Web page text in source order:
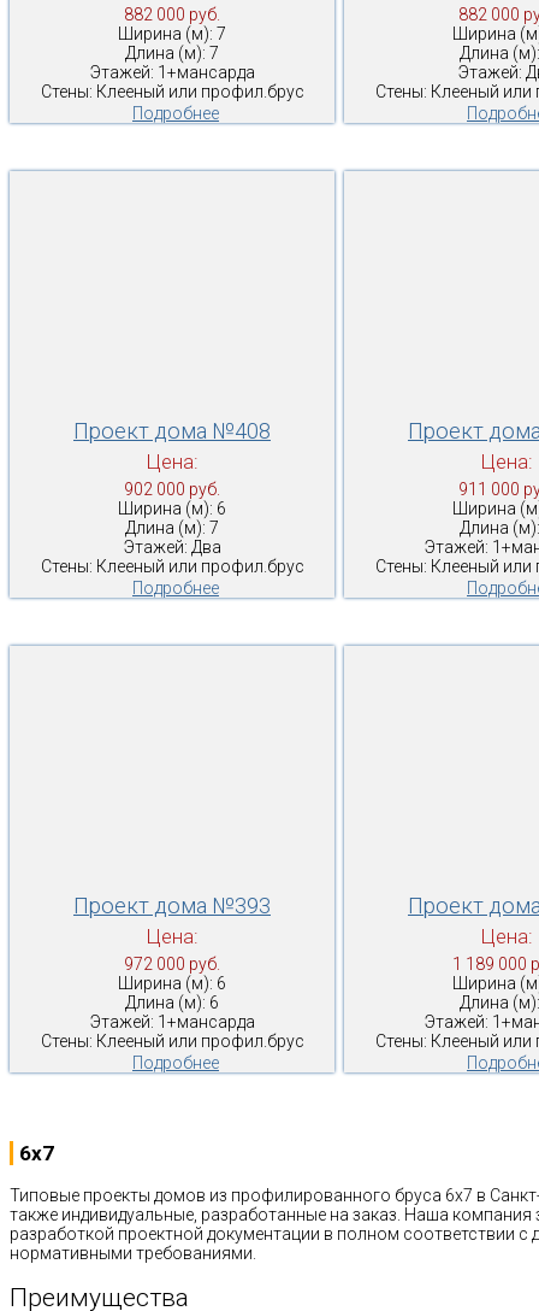
882 000 руб.
Ширина (м): 7
Длина (м): 7
Этажей: 1+мансарда
Стены: Клееный или профил.брус
Подробнее
882 000
Ширина
Длина
Этажей:
Стены: Клееный или
Проект дома №408
Цена:
902 000 руб.
Ширина (м): 6
Длина (м): 7
Этажей: Два
Стены: Клееный или профил.брус
Подробнее
Проект
Цена:
911 000
Ширина
Длина
Этажей:
Стены: Клееный или
Проект дома №393
Цена:
972 000 руб.
Ширина (м): 6
Длина (м): 6
Этажей: 1+мансарда
Стены: Клееный или профил.брус
Подробнее
Проект
Цена:
1 189 000
Ширина
Длина
Этажей:
Стены: Клееный или
6x7
Типовые проекты домов из профилированного бруса 6х7 в Санкт-
также индивидуальные, разработанные на заказ. Наша компания
разработкой проектной документации в полном соответствии
нормативными требованиями.
Преимущества